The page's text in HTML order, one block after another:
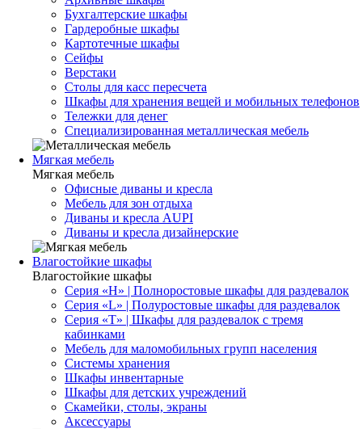
Бухгалтерские шкафы
Гардеробные шкафы
Картотечные шкафы
Сейфы
Верстаки
Столы для касс пересчета
Шкафы для хранения вещей и мобильных телефонов
Тележки для денег
Специализированная металлическая мебель
Мягкая мебель
Мягкая мебель
Офисные диваны и кресла
Мебель для зон отдыха
Диваны и кресла AUPI
Диваны и кресла дизайнерские
Влагостойкие шкафы
Влагостойкие шкафы
Серия «H» | Полноростовые шкафы для раздевалок
Серия «L» | Полуростовые шкафы для раздевалок
Серия «T» | Шкафы для раздевалок с тремя
кабинками
Мебель для маломобильных групп населения
Системы хранения
Шкафы инвентарные
Шкафы для детских учреждений
Скамейки, столы, экраны
Аксессуары